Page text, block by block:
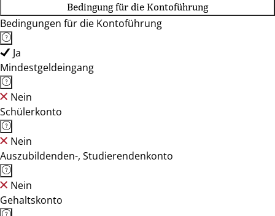
Bedingung für die Kontoführung
Bedingungen für die Kontoführung
Ja
Mindestgeldeingang
Nein
Schülerkonto
Nein
Auszubildenden-, Studierendenkonto
Nein
Gehaltskonto